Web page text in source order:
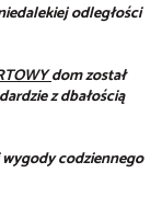
odległości
dom został
z dbałością
codziennego